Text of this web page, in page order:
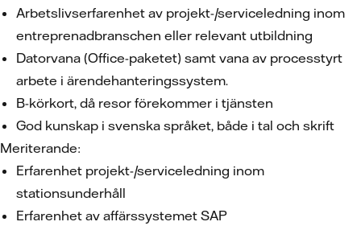
Arbetslivserfarenhet av projekt-/serviceledning inom
entreprenadbranschen eller relevant utbildning
Datorvana (Office-paketet) samt vana av processtyrt
arbete i ärendehanteringssystem.
B-körkort, då resor förekommer i tjänsten
God kunskap i svenska språket, både i tal och skrift
Meriterande:
Erfarenhet projekt-/serviceledning inom
stationsunderhåll
Erfarenhet av affärssystemet SAP